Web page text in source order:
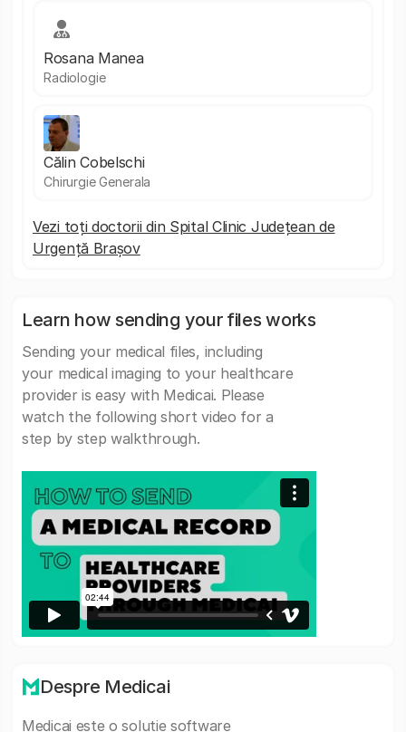
Rosana Manea
Radiologie
Călin Cobelschi
Chirurgie Generala
Vezi toți doctorii din Spital Clinic Județean de
Urgență Brașov
Learn how sending your files works
Sending your medical files, including
your medical imaging to your healthcare
provider is easy with Medicai. Please
watch the following short video for a
step by step walkthrough.
Despre Medicai
Medicai este o solutie software